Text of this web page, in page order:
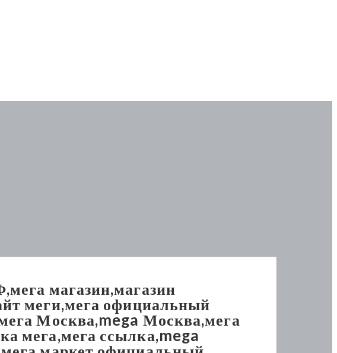
магазин,магазин
меги,мега официальный
Москва,mega Москва,мега
мега,мега ссылка,mega